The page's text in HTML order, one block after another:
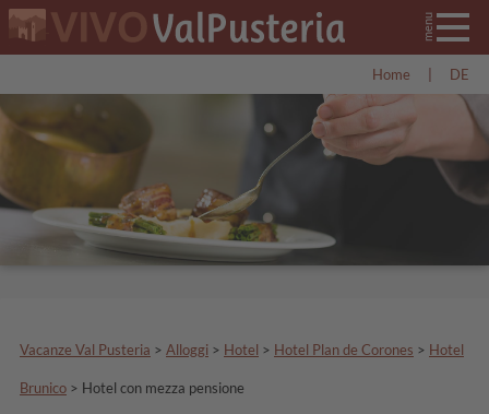
Home DE
Vacanze Val Pusteria > Alloggi > Hotel > Hotel Plan de Corones > Hotel
Brunico > Hotel con mezza pensione